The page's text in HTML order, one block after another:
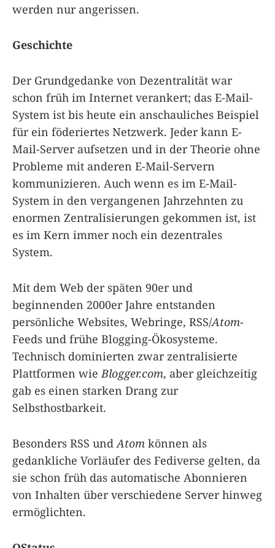
werden nur angerissen.
Geschichte
Der Grundgedanke von Dezentralität war
schon früh im Internet verankert; das E-Mail-
System ist bis heute ein anschauliches Beispiel
für ein föderiertes Netzwerk. Jeder kann E-
Mail-Server aufsetzen und in der Theorie ohne
Probleme mit anderen E-Mail-Servern
kommunizieren. Auch wenn es im E-Mail-
System in den vergangenen Jahrzehnten zu
enormen Zentralisierungen gekommen ist, ist
es im Kern immer noch ein dezentrales
System.
Mit dem Web der späten 90er und
beginnenden 2000er Jahre entstanden
persönliche Websites, Webringe, RSS/Atom-
Feeds und frühe Blogging-Ökosysteme.
Technisch dominierten zwar zentralisierte
Plattformen wie Blogger.com, aber gleichzeitig
gab es einen starken Drang zur
Selbsthostbarkeit.
Besonders RSS und Atom können als
gedankliche Vorläufer des Fediverse gelten, da
sie schon früh das automatische Abonnieren
von Inhalten über verschiedene Server hinweg
ermöglichten.